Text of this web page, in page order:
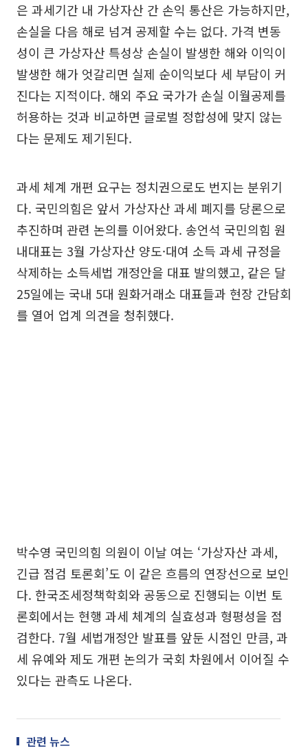
은 과세기간 내 가상자산 간 손익 통산은 가능하지만,
손실을 다음 해로 넘겨 공제할 수는 없다. 가격 변동
성이 큰 가상자산 특성상 손실이 발생한 해와 이익이
발생한 해가 엇갈리면 실제 순이익보다 세 부담이 커
진다는 지적이다. 해외 주요 국가가 손실 이월공제를
허용하는 것과 비교하면 글로벌 정합성에 맞지 않는
다는 문제도 제기된다.
과세 체계 개편 요구는 정치권으로도 번지는 분위기
다. 국민의힘은 앞서 가상자산 과세 폐지를 당론으로
추진하며 관련 논의를 이어왔다. 송언석 국민의힘 원
내대표는 3월 가상자산 양도·대여 소득 과세 규정을
삭제하는 소득세법 개정안을 대표 발의했고, 같은 달
25일에는 국내 5대 원화거래소 대표들과 현장 간담회
를 열어 업계 의견을 청취했다.
박수영 국민의힘 의원이 이날 여는 ‘가상자산 과세,
긴급 점검 토론회’도 이 같은 흐름의 연장선으로 보인
다. 한국조세정책학회와 공동으로 진행되는 이번 토
론회에서는 현행 과세 체계의 실효성과 형평성을 점
검한다. 7월 세법개정안 발표를 앞둔 시점인 만큼, 과
세 유예와 제도 개편 논의가 국회 차원에서 이어질 수
있다는 관측도 나온다.
관련 뉴스